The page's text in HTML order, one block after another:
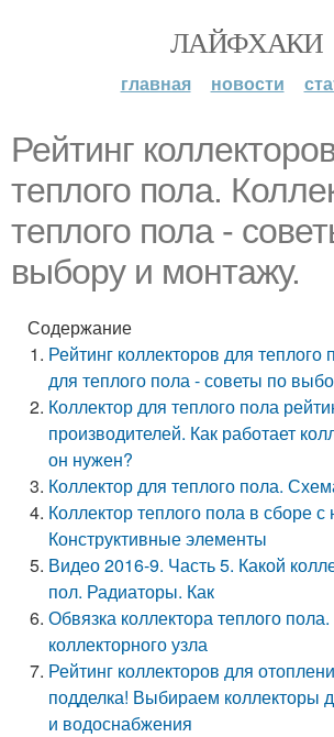
ЛАЙФХАКИ
главная новости
Рейтинг
теплого пола.
теплого пола -
выбору и монтажу.
Содержание
Рейтинг коллекторов для теплого
для теплого пола - советы по
Коллектор для теплого пола
производителей. Как работает
он нужен?
Коллектор для теплого пола.
Коллектор теплого пола в сборе с
Конструктивные элементы
Видео 2016-9. Часть 5. Какой
пол. Радиаторы. Как
Обвязка коллектора теплого
коллекторного узла
Рейтинг коллекторов для
подделка! Выбираем коллекторы
и водоснабжения